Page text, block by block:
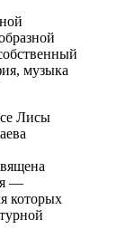
музыка
Лисы
—
которых